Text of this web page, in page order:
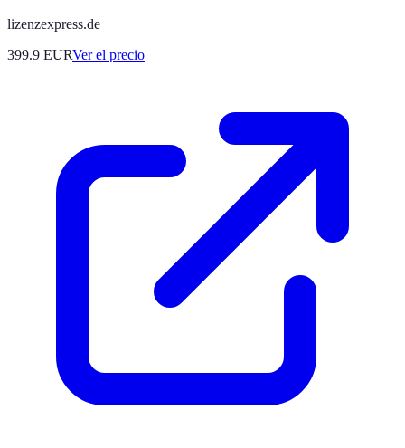
lizenzexpress.de
399.9 EURVer el precio